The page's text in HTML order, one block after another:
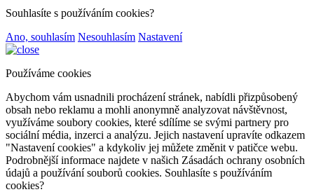
Souhlasíte s používáním cookies?
Ano, souhlasím Nesouhlasím Nastavení
Používáme cookies
Abychom vám usnadnili procházení stránek, nabídli přizpůsobený
obsah nebo reklamu a mohli anonymně analyzovat návštěvnost,
využíváme soubory cookies, které sdílíme se svými partnery pro
sociální média, inzerci a analýzu. Jejich nastavení upravíte odkazem
"Nastavení cookies" a kdykoliv jej můžete změnit v patičce webu.
Podrobnější informace najdete v našich Zásadách ochrany osobních
údajů a používání souborů cookies. Souhlasíte s používáním
cookies?